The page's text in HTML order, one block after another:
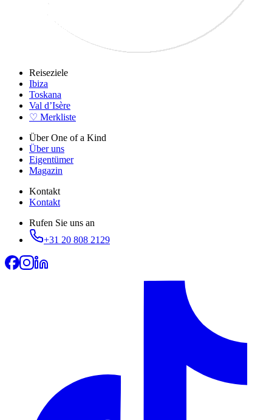
Reiseziele
Ibiza
Toskana
Val d’Isère
♡ Merkliste
Über One of a Kind
Über uns
Eigentümer
Magazin
Kontakt
Kontakt
Rufen Sie uns an
+31 20 808 2129